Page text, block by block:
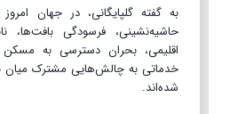
به گفته گلپایگانی، در جهان
حاشیه‌نشینی، فرسودگی بافت‌ها،
اقلیمی، بحران دسترسی به
خدماتی به چالش‌هایی مشترک میان
شده‌اند.